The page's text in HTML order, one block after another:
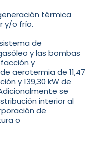
térmica
y/o frío.
de
y las bombas
y
aerotermia de 11,47
y 139,30 kW de
se
interior al
de
o